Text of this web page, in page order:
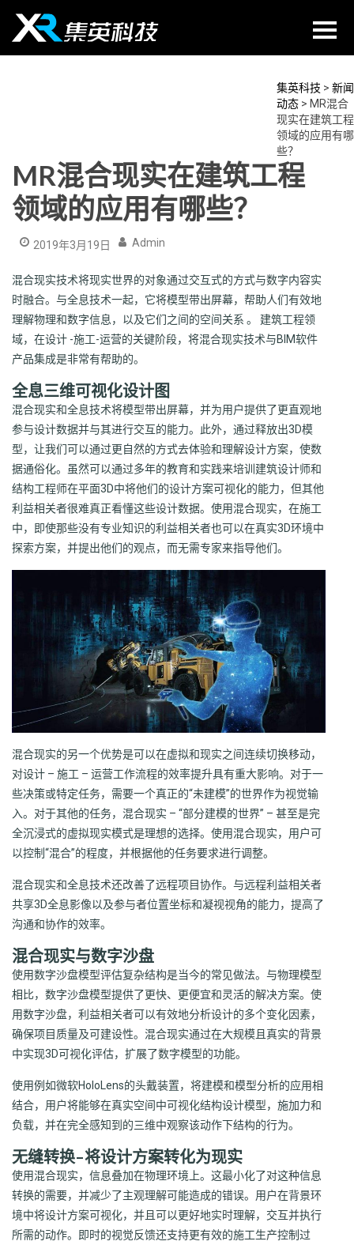
content
集英科技 > 新闻
动态 > MR混合
现实在建筑工程
领域的应用有哪
些？
MR混合现实在建筑工程
领域的应用有哪些？
2019年3月19日 Admin
混合现实技术将现实世界的对象通过交互式的方式与数字内容实
时融合。与全息技术一起，它将模型带出屏幕，帮助人们有效地
理解物理和数字信息，以及它们之间的空间关系 。 建筑工程领
域，在设计 -施工-运营的关键阶段，将混合现实技术与BIM软件
产品集成是非常有帮助的。
全息三维可视化设计图
混合现实和全息技术将模型带出屏幕，并为用户提供了更直观地
参与设计数据并与其进行交互的能力。此外，通过释放出3D模
型，让我们可以通过更自然的方式去体验和理解设计方案，使数
据通俗化。虽然可以通过多年的教育和实践来培训建筑设计师和
结构工程师在平面3D中将他们的设计方案可视化的能力，但其他
利益相关者很难真正看懂这些设计数据。使用混合现实，在施工
中，即使那些没有专业知识的利益相关者也可以在真实3D环境中
探索方案，并提出他们的观点，而无需专家来指导他们。
混合现实的另一个优势是可以在虚拟和现实之间连续切换移动，
对设计 – 施工 – 运营工作流程的效率提升具有重大影响。对于一
些决策或特定任务，需要一个真正的“未建模”的世界作为视觉输
入。对于其他的任务，混合现实 – “部分建模的世界” – 甚至是完
全沉浸式的虚拟现实模式是理想的选择。使用混合现实，用户可
以控制“混合”的程度，并根据他的任务要求进行调整。
混合现实和全息技术还改善了远程项目协作。与远程利益相关者
共享3D全息影像以及参与者位置坐标和凝视视角的能力，提高了
沟通和协作的效率。
混合现实与数字沙盘
使用数字沙盘模型评估复杂结构是当今的常见做法。与物理模型
相比，数字沙盘模型提供了更快、更便宜和灵活的解决方案。使
用数字沙盘，利益相关者可以有效地分析设计的多个变化因素，
确保项目质量及可建设性。混合现实通过在大规模且真实的背景
中实现3D可视化评估，扩展了数字模型的功能。
使用例如微软HoloLens的头戴装置，将建模和模型分析的应用相
结合，用户将能够在真实空间中可视化结构设计模型，施加力和
负载，并在完全感知到的三维中观察该动作下结构的行为。
无缝转换–将设计方案转化为现实
使用混合现实，信息叠加在物理环境上。这最小化了对这种信息
转换的需要，并减少了主观理解可能造成的错误。用户在背景环
境中将设计方案可视化，并且可以更好地实时理解，交互并执行
所需的动作。即时的视觉反馈还支持更有效的施工生产控制过